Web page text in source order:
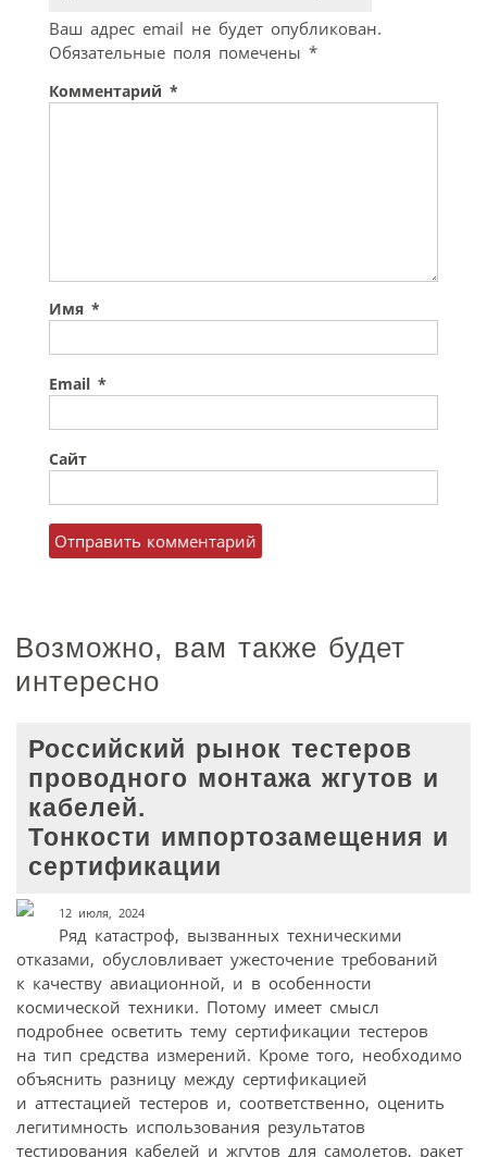
Ваш адрес email не будет опубликован.
Обязательные поля помечены *
Комментарий *
Имя *
Email *
Сайт
Возможно, вам также будет
интересно
Российский рынок тестеров
проводного монтажа жгутов и
кабелей.
Тонкости импортозамещения и
сертификации
12 июля, 2024
Ряд катастроф, вызванных техническими
отказами, обусловливает ужесточение требований
к качеству авиационной, и в особенности
космической техники. Потому имеет смысл
подробнее осветить тему сертификации тестеров
на тип средства измерений. Кроме того, необходимо
объяснить разницу между сертификацией
и аттестацией тестеров и, соответственно, оценить
легитимность использования результатов
тестирования кабелей и жгутов для самолетов, ракет